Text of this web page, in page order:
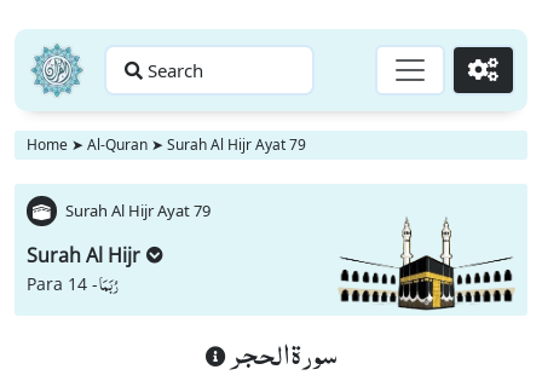
Search Go
Home ➤ Al-Quran ➤ Surah Al Hijr Ayat 79
Surah Al Hijr Ayat 79
Surah Al Hijr
Para 14 -رُبَمَا
سورة الحجر